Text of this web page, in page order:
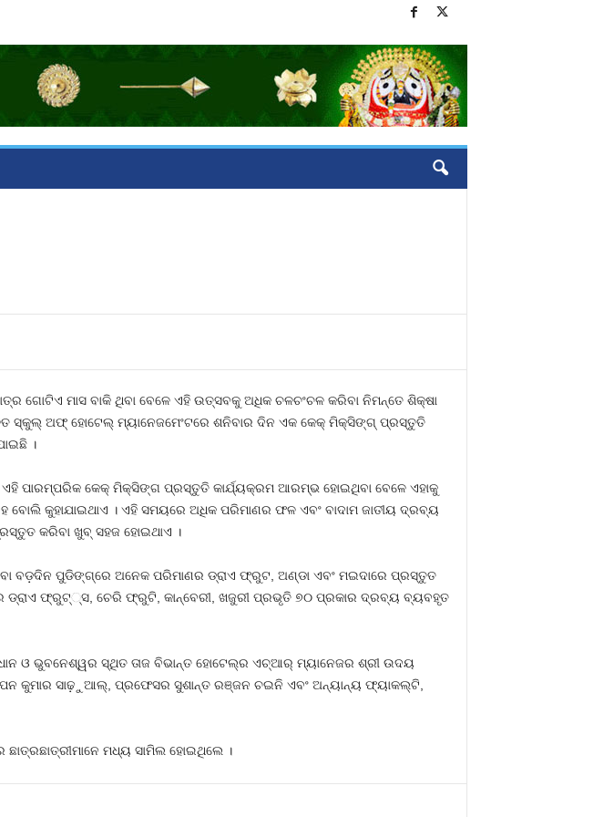
ଗୋଟିଏ ମାସ ବାକି ଥିବା ବେଳେ ଏହି ଉତ୍ସବକୁ ଅଧିକ ଚଳଚଂଚଳ କରିବା ନିମନ୍ତେ ଶିକ୍ଷା
ସ୍କୁଲ୍ ଅଫ୍ ହୋଟେଲ୍ ମ୍ୟାନେଜମେଂଟରେ ଶନିବାର ଦିନ ଏକ କେକ୍ ମିକ୍ସିଙ୍ଗ୍ ପ୍ରସ୍ତୁତି
।
ଏହି ପାରମ୍ପରିକ କେକ୍ ମିକ୍ସିଙ୍ଗ ପ୍ରସ୍ତୁତି କାର୍ଯ୍ୟକ୍ରମ ଆରମ୍ଭ ହୋଇଥିବା ବେଳେ ଏହାକୁ
ବୋଲି କୁହାଯାଇଥାଏ । ଏହି ସମୟରେ ଅଧିକ ପରିମାଣର ଫଳ ଏବଂ ବାଦାମ ଜାତୀୟ ଦ୍ରବ୍ୟ
କରିବା ଖୁବ୍ ସହଜ ହୋଇଥାଏ ।
ବଡ଼ଦିନ ପୁଡିଙ୍ଗ୍‌ରେ ଅନେକ ପରିମାଣର ଡ୍ରାଏ ଫ୍ରୁଟ, ଅଣ୍ଡା ଏବଂ ମଇଦାରେ ପ୍ରସ୍ତୁତ
ଡ୍ରାଏ ଫ୍ରୁଟ୍‌୍‌ସ, ଚେରି ଫ୍ରୁଟି, କାନ୍‌ବେରୀ, ଖଜୁରୀ ପ୍ରଭୃତି ୭୦ ପ୍ରକାର ଦ୍ରବ୍ୟ ବ୍ୟବହୃତ
ଓ ଭୁବନେଶ୍ୱର ସ୍ଥିତ ତାଜ ବିଭାନ୍ତ ହୋଟେଲ୍‌ର ଏଚ୍‌ଆର୍ ମ୍ୟାନେଜର ଶ୍ରୀ ଉଦୟ
କୁମାର ସାଢ଼ୁଆଲ୍‌, ପ୍ରଫେସର ସୁଶାନ୍ତ ରଞ୍ଜନ ଚଇନି ଏବଂ ଅନ୍ୟାନ୍ୟ ଫ୍ୟାକଲ୍ଟି,
ମଧ୍ୟ ସାମିଲ ହୋଇଥିଲେ ।